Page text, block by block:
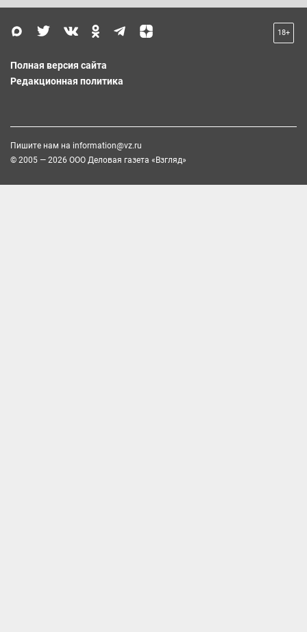
18+
Полная версия сайта
Редакционная политика
Пишите нам на information@vz.ru
© 2005 — 2026 ООО Деловая газета «Взгляд»